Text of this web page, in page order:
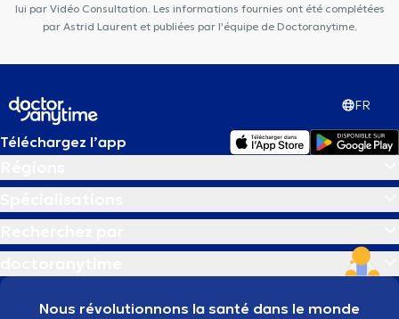
lui par Vidéo Consultation. Les informations fournies ont été complétées
par Astrid Laurent et publiées par l'équipe de Doctoranytime.
FR
Téléchargez l’app
Nous révolutionnons la santé dans le monde